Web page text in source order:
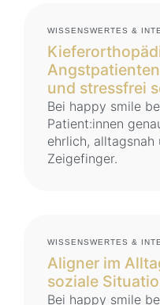
WISSENSWERTES &
und stressfrei
Bei happy smile
Patient:innen
ehrlich, alltagsnah
Zeigefinger.
WISSENSWERTES &
Aligner im
soziale
Bei happy smile